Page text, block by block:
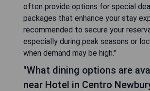
often provide options for special
packages that enhance your stay
recommended to secure your
especially during peak seasons or
when demand may be high."
"What dining options are
near Hotel in Centro